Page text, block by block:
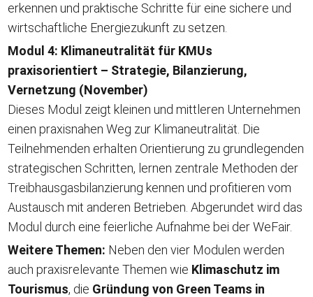
erkennen und praktische Schritte für eine sichere und
wirtschaftliche Energiezukunft zu setzen.
Modul 4: Klimaneutralität für KMUs
praxisorientiert – Strategie, Bilanzierung,
Vernetzung (November)
Dieses Modul zeigt kleinen und mittleren Unternehmen
einen praxisnahen Weg zur Klimaneutralität. Die
Teilnehmenden erhalten Orientierung zu grundlegenden
strategischen Schritten, lernen zentrale Methoden der
Treibhausgasbilanzierung kennen und profitieren vom
Austausch mit anderen Betrieben. Abgerundet wird das
Modul durch eine feierliche Aufnahme bei der WeFair.
Weitere Themen: Neben den vier Modulen werden
auch praxisrelevante Themen wie Klimaschutz im
Tourismus, die Gründung von Green Teams in